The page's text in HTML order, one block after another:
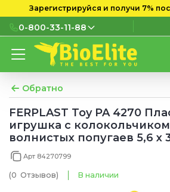
Зарегистрируйся и получи 7%
0-800-33-11-88
0-800-33-11-88
мобильных номеров
(097) 133 11 88
(095) 133 11 88
(073) 133 11 88
Обратно
FERPLAST Toy PA 4270
игрушка с
волнистых попугаев 5,6 х
Арт 84270799
(0 Отзывов) В наличии